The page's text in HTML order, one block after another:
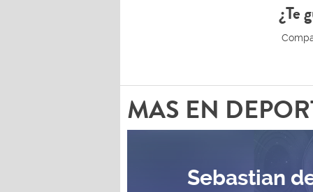
¿Te
MAS EN
Sebastian